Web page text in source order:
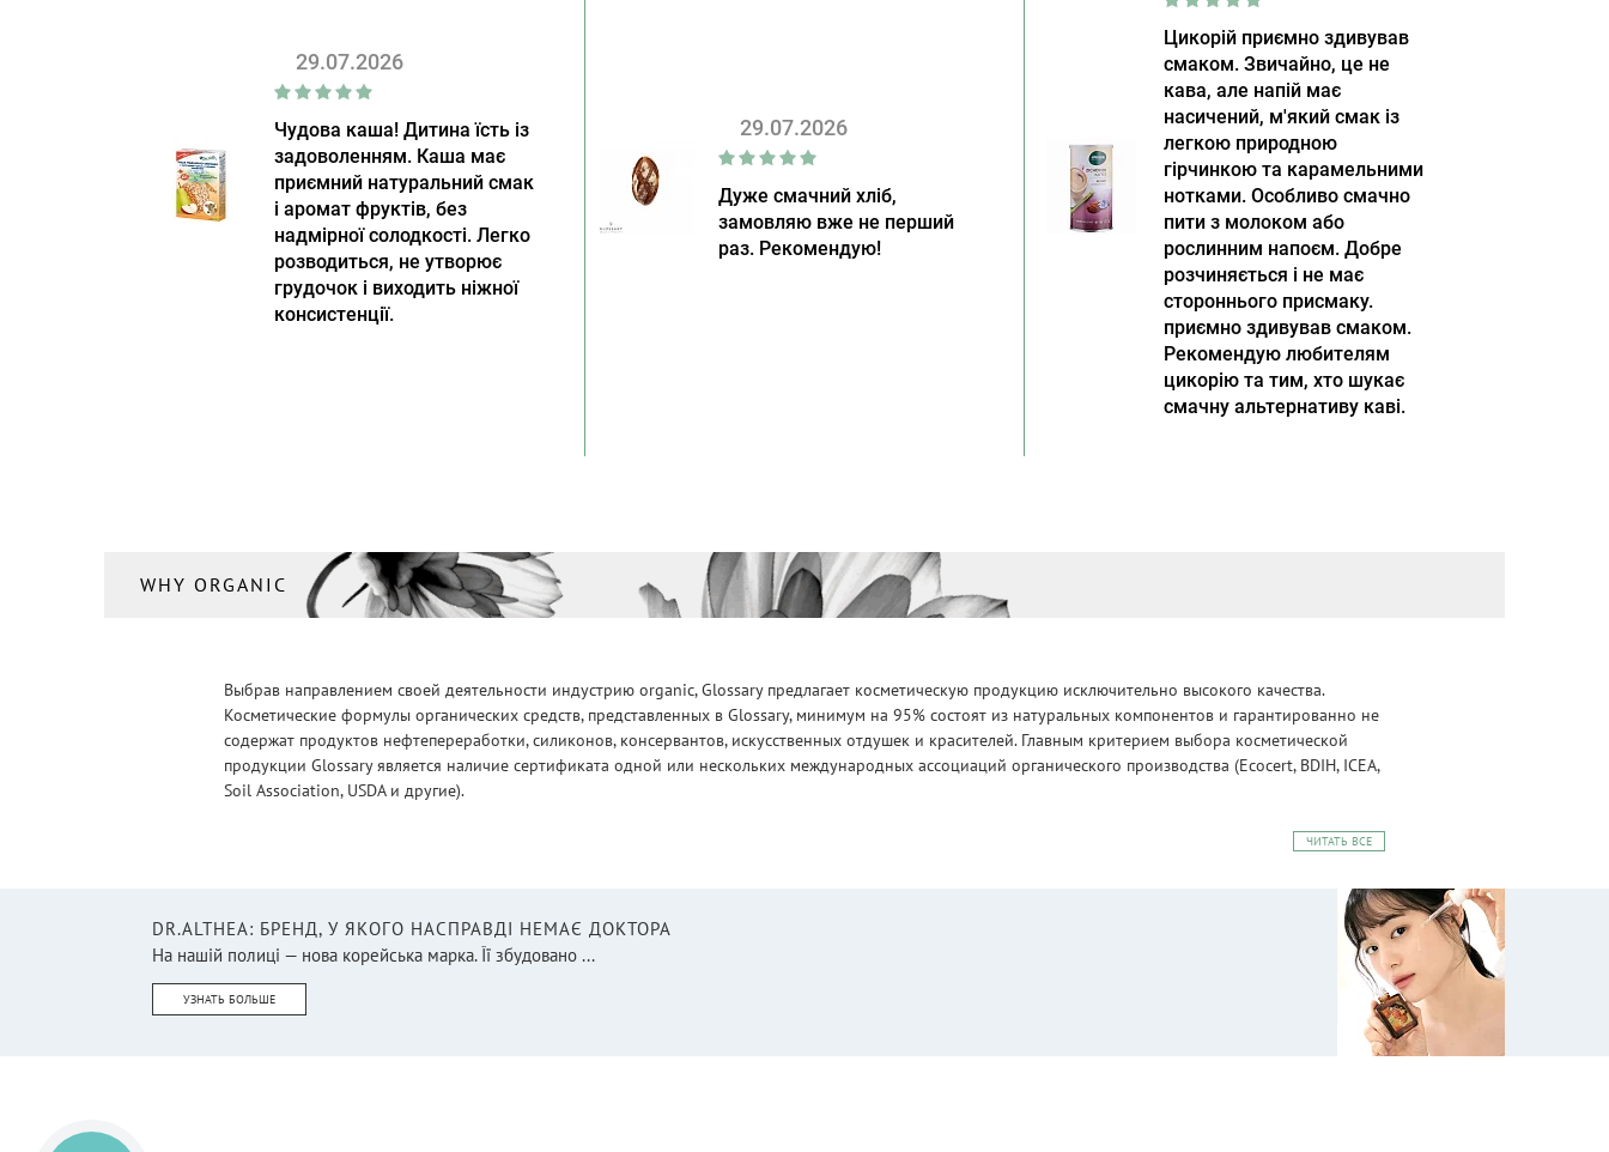
29.07.2026
Чудова каша! Дитина їсть із
задоволенням. Каша має
приємний натуральний смак
і аромат фруктів, без
надмірної солодкості. Легко
розводиться, не утворює
грудочок і виходить ніжної
консистенції.
29.07.2026
Дуже смачний хліб,
замовляю вже не перший
раз. Рекомендую!
Цикорій приємно здивував
смаком. Звичайно, це не
кава, але напій має
насичений, м'який смак із
легкою природною
гірчинкою та карамельними
нотками. Особливо смачно
пити з молоком або
рослинним напоєм. Добре
розчиняється і не має
стороннього присмаку.
приємно здивував смаком.
Рекомендую любителям
цикорію та тим, хто шукає
смачну альтернативу каві.
WHY ORGANIC
Выбрав направлением своей деятельности индустрию organic, Glossary предлагает косметическую продукцию исключительно высокого качества.
Косметические формулы органических средств, представленных в Glossary, минимум на 95% состоят из натуральных компонентов и гарантированно не
содержат продуктов нефтепереработки, силиконов, консервантов, искусственных отдушек и красителей. Главным критерием выбора косметической
продукции Glossary является наличие сертификата одной или нескольких международных ассоциаций органического производства (Ecocert, BDIH, ICEA,
Soil Association, USDA и другие).
ЧИТАТЬ ВСЕ
DR.ALTHEA: БРЕНД, У ЯКОГО НАСПРАВДІ НЕМАЄ ДОКТОРА
На нашій полиці — нова корейська марка. Її збудовано ...
УЗНАТЬ БОЛЬШЕ